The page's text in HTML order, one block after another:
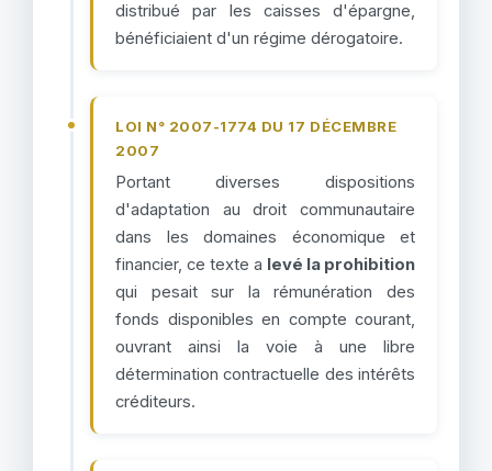
distribué par les caisses d'épargne,
bénéficiaient d'un régime dérogatoire.
LOI N° 2007-1774 DU 17 DÉCEMBRE
2007
Portant diverses dispositions
d'adaptation au droit communautaire
dans les domaines économique et
financier, ce texte a levé la prohibition
qui pesait sur la rémunération des
fonds disponibles en compte courant,
ouvrant ainsi la voie à une libre
détermination contractuelle des intérêts
créditeurs.